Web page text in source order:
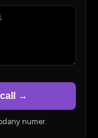
call →
numer.